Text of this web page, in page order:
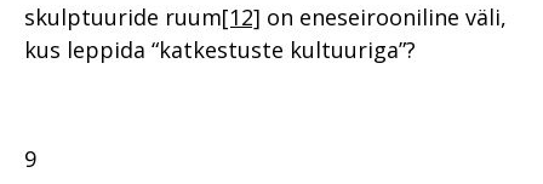
skulptuuride ruum[12] on eneseirooniline väli,
kus leppida “katkestuste kultuuriga”?
9